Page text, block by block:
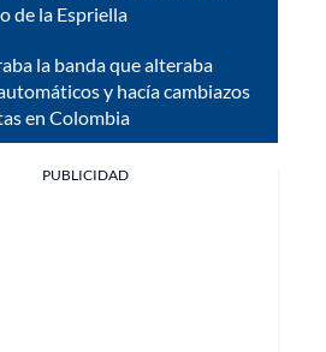
de la Espriella
la banda que alteraba
y hacía cambiazos
en Colombia
PUBLICIDAD